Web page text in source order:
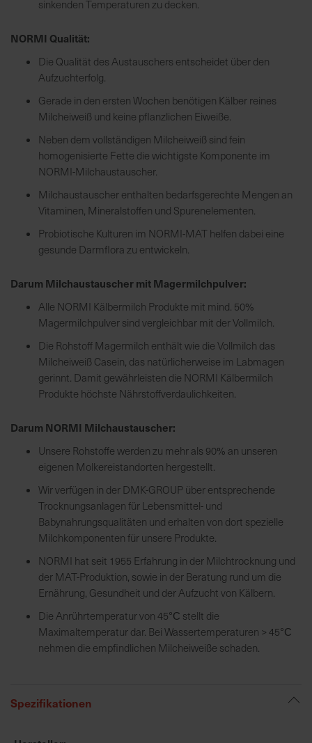
sinkenden Temperaturen zu decken.
NORMI Qualität:
Die Qualität des Austauschers entscheidet über den
Aufzuchterfolg.
Gerade in den ersten Wochen benötigen Kälber reines
Milcheiweiß und keine pflanzlichen Eiweiße.
Neben dem vollständigen Milcheiweiß sind fein
homogenisierte Fette die wichtigste Komponente im
NORMI-Milchaustauscher.
Milchaustauscher enthalten bedarfsgerechte Mengen an
Vitaminen, Mineralstoffen und Spurenelementen.
Probiotische Kulturen im NORMI-MAT helfen dabei eine
gesunde Darmflora zu entwickeln.
Darum Milchaustauscher mit Magermilchpulver:
Alle NORMI Kälbermilch Produkte mit mind. 50%
Magermilchpulver sind vergleichbar mit der Vollmilch.
Die Rohstoff Magermilch enthält wie die Vollmilch das
Milcheiweiß Casein, das natürlicherweise im Labmagen
gerinnt. Damit gewährleisten die NORMI Kälbermilch
Produkte höchste Nährstoffverdaulichkeiten.
Darum NORMI Milchaustauscher:
Unsere Rohstoffe werden zu mehr als 90% an unseren
eigenen Molkereistandorten hergestellt.
Wir verfügen in der DMK-GROUP über entsprechende
Trocknungsanlagen für Lebensmittel- und
Babynahrungsqualitäten und erhalten von dort spezielle
Milchkomponenten für unsere Produkte.
NORMI hat seit 1955 Erfahrung in der Milchtrocknung und
der MAT-Produktion, sowie in der Beratung rund um die
Ernährung, Gesundheit und der Aufzucht von Kälbern.
Die Anrührtemperatur von 45°C stellt die
Maximaltemperatur dar. Bei Wassertemperaturen > 45°C
nehmen die empfindlichen Milcheiweiße schaden.
Spezifikationen